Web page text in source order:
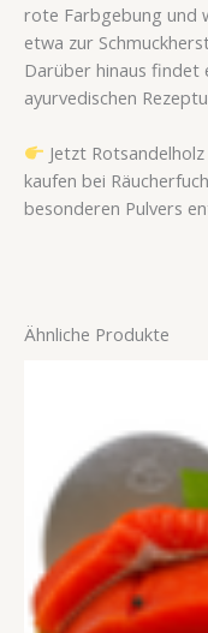
rote Farbgebung und
etwa zur
Darüber hinaus findet
ayurvedischen
Jetzt
kaufen bei
besonderen Pulvers
Ähnliche Produkte